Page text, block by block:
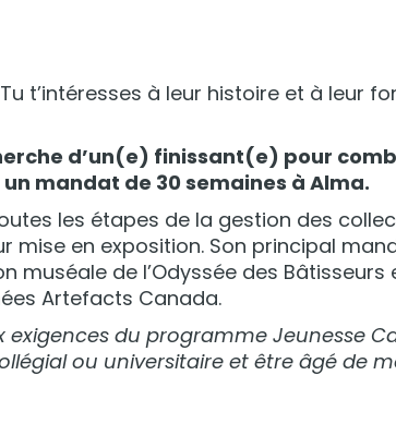
t’intéresses à leur histoire et à leur
d’un(e) finissant(e) pour
mandat de 30 semaines à Alma.
les étapes de la gestion des
mise en exposition. Son principal
de l’Odyssée des Bâtisseurs
Artefacts Canada.
exigences du programme Jeunesse
ou universitaire et être âgé de